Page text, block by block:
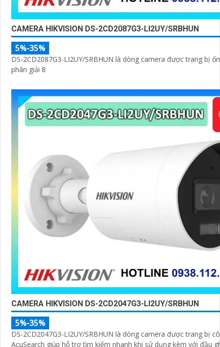
CAMERA HIKVISION DS-2CD2087G3-LI2UY/SRBHUN
5%-35%
DS-2CD2087G3-LI2UY/SRBHUN là dòng camera được trang bị
phân giải 8
CAMERA HIKVISION DS-2CD2047G3-LI2UY/SRBHUN
5%-35%
DS-2CD2047G3-LI2UY/SRBHUN là dòng camera được trang bị
AcuSearch giúp hỗ trợ tìm kiếm nhanh khi sử dụng kèm với đầu